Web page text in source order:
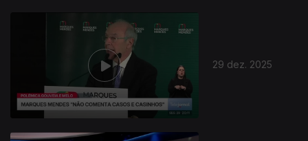
29 dez. 2025